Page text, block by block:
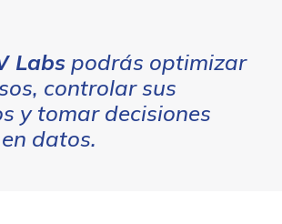
Labs podrás optimizar
controlar sus
y tomar decisiones
datos.